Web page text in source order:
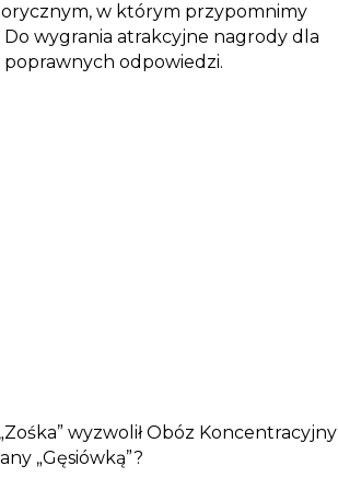
w którym przypomnimy
Do wygrania atrakcyjne nagrody dla
odpowiedzi.
wyzwolił Obóz Koncentracyjny
„Gęsiówką”?